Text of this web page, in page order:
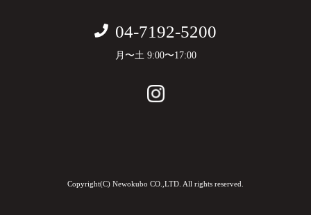
04-7192-5200
月〜土 9:00〜17:00
Copyright(C) Newokubo CO.,LTD. All rights reserved.